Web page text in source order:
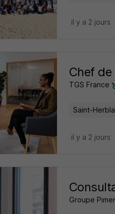
il y a 2 jours
Chef
TGS France
Saint-
il y a 2 jours
Groupe